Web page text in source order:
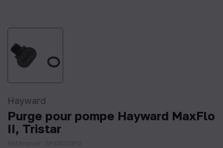
Hayward
Purge pour pompe Hayward MaxFlo
II, Tristar